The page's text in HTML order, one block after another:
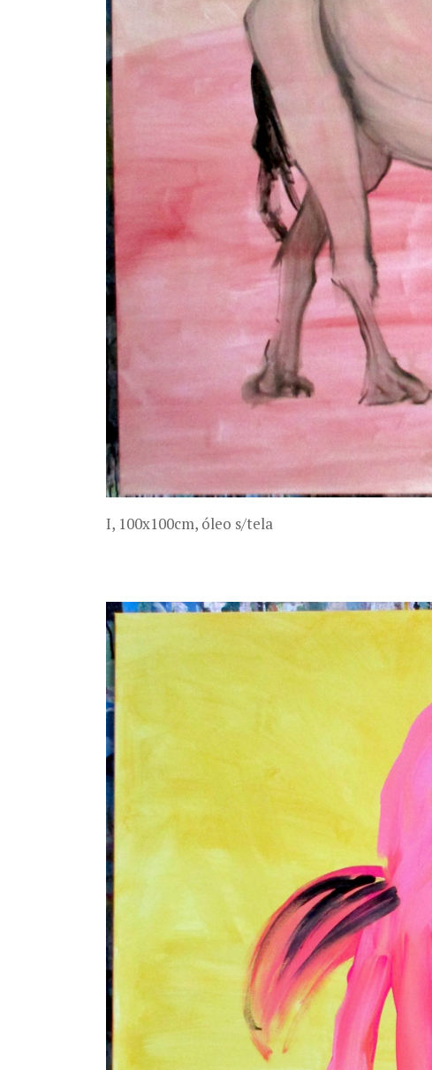
I, 100x100cm, óleo s/tela